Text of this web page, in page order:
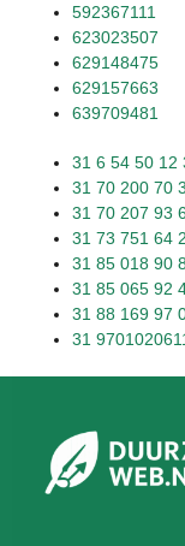
592367111
623023507
629148475
629157663
639709481
31 6 54 50 12
31 70 200 70
31 70 207 93
31 73 751 64
31 85 018 90
31 85 065 92
31 88 169 97
31